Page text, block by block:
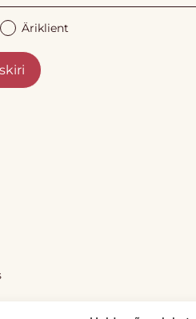
Äriklient